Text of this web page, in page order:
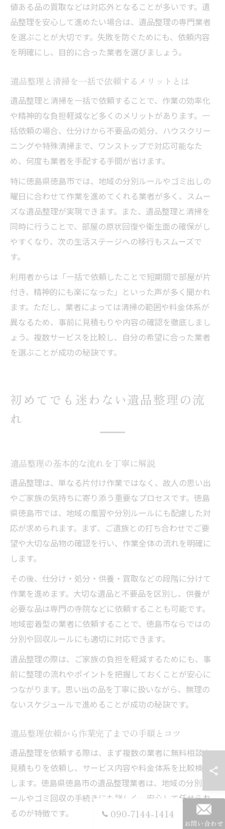
値ある品の買取などは対応外となることが多いです。遺
品整理を安心して進めたい場合は、遺品整理の専門業者
を選ぶことが大切です。失敗を防ぐためにも、依頼内容
を明確にし、目的に合った業者を選びましょう。
遺品整理と清掃を一括で依頼するメリットとは
遺品整理と清掃を一括で依頼することで、作業の効率化
や精神的な負担軽減など多くのメリットがあります。一
括依頼の場合、仕分けから不要品の処分、ハウスクリー
ニングや特殊清掃まで、ワンストップで対応可能なた
め、何度も業者を手配する手間が省けます。
特に徳島県徳島市では、地域の分別ルールやゴミ出しの
曜日に合わせて作業を進めてくれる業者が多く、スムー
ズな遺品整理が実現できます。また、遺品整理と清掃を
同時に行うことで、部屋の原状回復や衛生面の確保がし
やすくなり、次の生活ステージへの移行もスムーズで
す。
利用者からは「一括で依頼したことで短期間で部屋が片
付き、精神的にも楽になった」といった声が多く聞かれ
ます。ただし、業者によっては清掃の範囲や料金体系が
異なるため、事前に見積もりや内容の確認を徹底しまし
ょう。複数サービスを比較し、自分の希望に合った業者
を選ぶことが成功の秘訣です。
初めてでも迷わない遺品整理の流
れ
遺品整理の基本的な流れを丁寧に解説
遺品整理は、単なる片付け作業ではなく、故人の思い出
やご家族の気持ちに寄り添う重要なプロセスです。徳島
県徳島市では、地域の風習や分別ルールにも配慮した対
応が求められます。まず、ご遺族との打ち合わせでご要
望や大切な品物の確認を行い、作業全体の流れを明確に
します。
その後、仕分け・処分・供養・買取などの段階に分けて
作業を進めます。大切な遺品と不要品を区別し、供養が
必要な品は専門の寺院などに依頼することも可能です。
地域密着型の業者に依頼することで、徳島市ならではの
分別や回収ルールにも適切に対応できます。
遺品整理の際は、ご家族の負担を軽減するためにも、事
前に整理の流れやポイントを把握しておくことが安心に
つながります。思い出の品を丁寧に扱いながら、無理の
ないスケジュールで進めることが成功の秘訣です。
遺品整理依頼から作業完了までの手順とコツ
遺品整理を依頼する際は、まず複数の業者に無料相談や
見積もりを依頼し、サービス内容や料金体系を比較検討
します。徳島県徳島市の遺品整理業者は、地域の分別ル
ールやゴミ回収の手続きにも詳しく、安心して任せられ
るのが特徴です。
090-7144-1414
お問い合わせ